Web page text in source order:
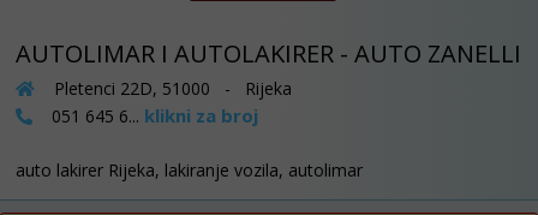
AUTOLIMAR I AUTOLAKIRER - AUTO ZANELLI
Pletenci 22D, 51000 - Rijeka
051 645 6... klikni za broj
auto lakirer Rijeka, lakiranje vozila, autolimar